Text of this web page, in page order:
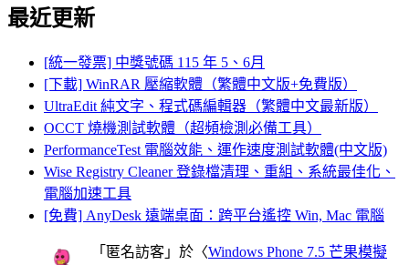
最近更新
[統一發票] 中獎號碼 115 年 5、6月
[下載] WinRAR 壓縮軟體（繁體中文版+免費版）
UltraEdit 純文字、程式碼編輯器（繁體中文最新版）
OCCT 燒機測試軟體（超頻檢測必備工具）
PerformanceTest 電腦效能、運作速度測試軟體(中文版)
Wise Registry Cleaner 登錄檔清理、重組、系統最佳化、
電腦加速工具
[免費] AnyDesk 遠端桌面：跨平台遙控 Win, Mac 電腦
「 匿名訪客 」於〈Windows Phone 7.5 芒果模擬